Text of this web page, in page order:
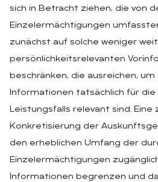
sich in Betracht ziehen, die von
Einzelermächtigungen
zunächst auf solche weniger
persönlichkeitsrelevanten
beschränken, die ausreichen,
Informationen tatsächlich für die
Leistungsfalls relevant sind.
Konkretisierung der
den erheblichen Umfang der
Einzelermächtigungen
Informationen begrenzen und